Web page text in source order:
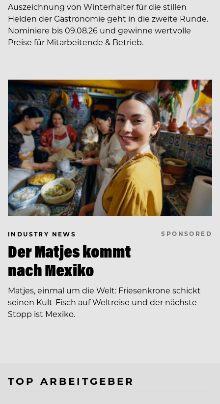
Auszeichnung von Winterhalter für die stillen
Helden der Gastronomie geht in die zweite Runde.
Nominiere bis 09.08.26 und gewinne wertvolle
Preise für Mitarbeitende & Betrieb.
INDUSTRY NEWS SPONSORED
Der Matjes kommt
nach Mexiko
Matjes, einmal um die Welt: Friesenkrone schickt
seinen Kult-Fisch auf Weltreise und der nächste
Stopp ist Mexiko.
TOP ARBEITGEBER